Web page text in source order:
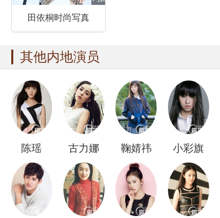
田依桐时尚写真
其他内地演员
陈瑶 古力娜
扎
鞠婧祎 小彩旗